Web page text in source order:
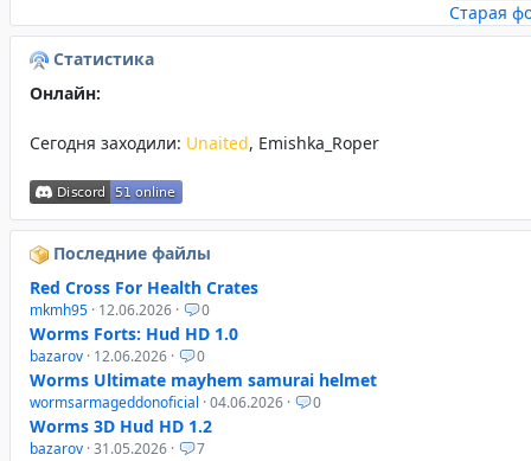
Старая
Статистика
Онлайн:
Сегодня заходили: Unaited, Emishka_Roper
Последние файлы
Red Cross For Health Crates
mkmh95 · 12.06.2026 · 0
Worms Forts: Hud HD 1.0
bazarov · 12.06.2026 · 0
Worms Ultimate mayhem samurai helmet
wormsarmageddonoficial · 04.06.2026 · 0
Worms 3D Hud HD 1.2
bazarov · 31.05.2026 · 7